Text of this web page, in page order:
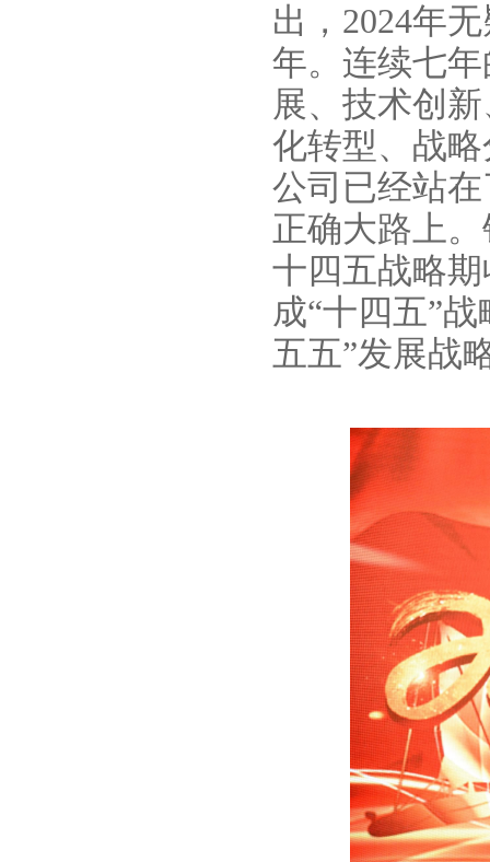
出， 2024年
年。连续七
展、技术创
化转型、战
公司已经站
正确大路上
十四五战略
成“十四五”
五五”发展战